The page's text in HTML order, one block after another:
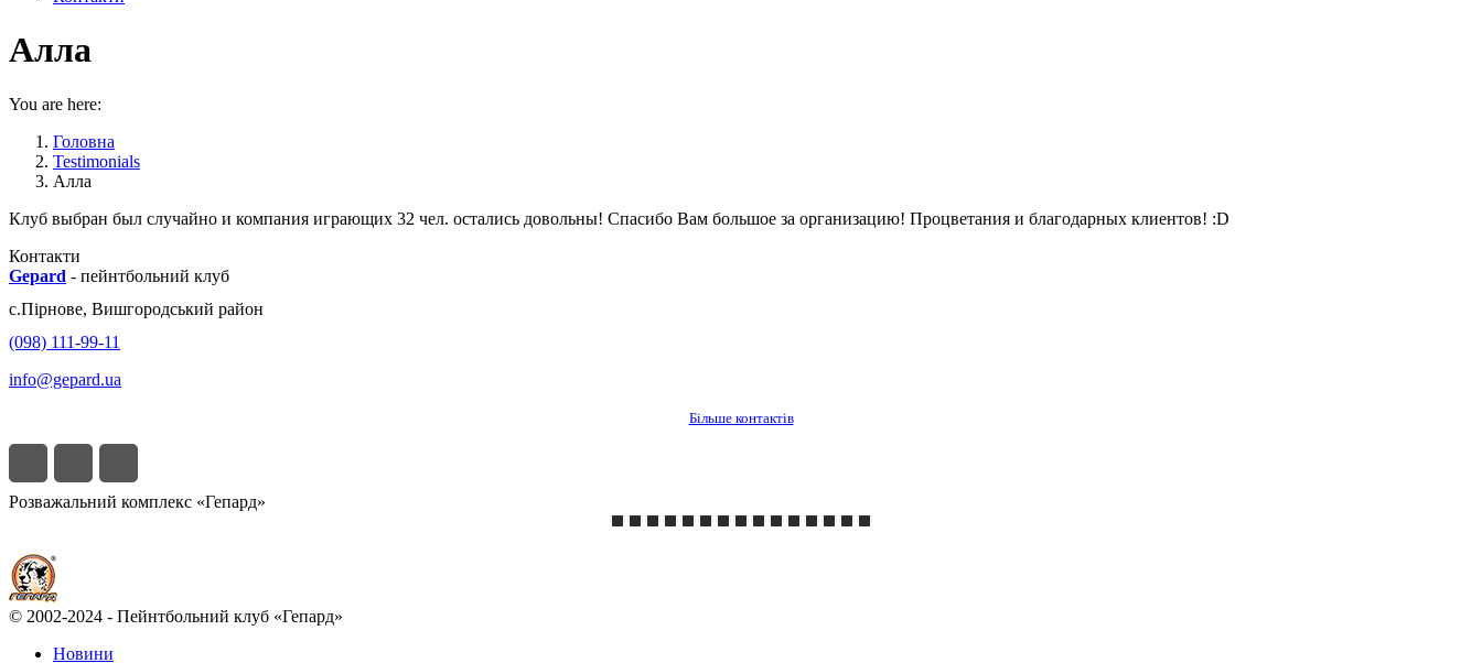
Алла
You are here:
Головна
Testimonials
Алла
Клуб выбран был случайно и компания играющих 32 чел. остались довольны! Спасибо Вам большое за организацию! Процветания и благодарных клиентов! :D
Контакти
Gepard - пейнтбольний клуб
с.Пірнове, Вишгородський район
(098) 111-99-11
info@gepard.ua
Більше контактів
Розважальний комплекс «Гепард»
© 2002-2024 - Пейнтбольний клуб «Гепард»
Новини